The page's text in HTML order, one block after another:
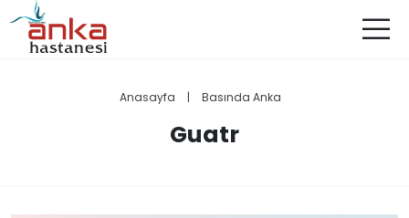
Anasayfa | Basında Anka
Guatr